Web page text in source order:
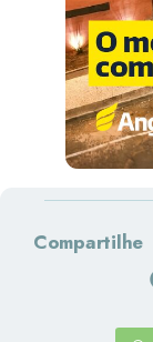
Compartilhe